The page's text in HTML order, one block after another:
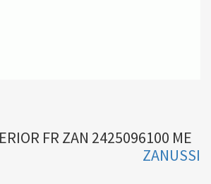
FR ZAN 2425096100 ME
ZANUSSI